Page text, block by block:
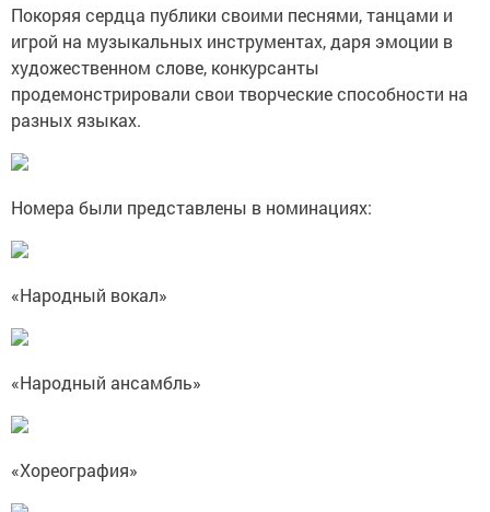
Покоряя сердца публики своими песнями, танцами и
игрой на музыкальных инструментах, даря эмоции в
художественном слове, конкурсанты
продемонстрировали свои творческие способности на
разных языках.
Номера были представлены в номинациях:
«Народный вокал»
«Народный ансамбль»
«Хореография»